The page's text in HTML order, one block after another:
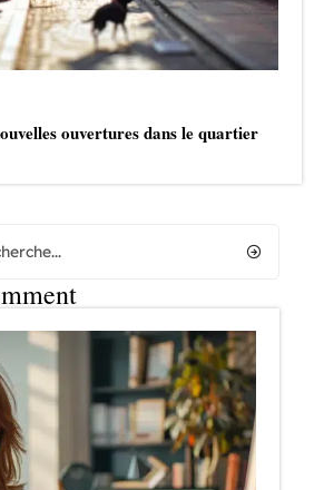
ouvertures dans le quartier